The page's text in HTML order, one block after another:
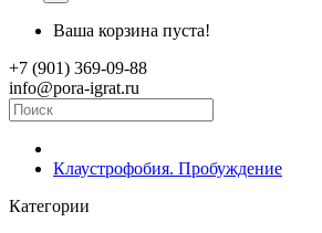
Ваша корзина пуста!
+7 (901) 369-09-88
info@pora-igrat.ru
Клаустрофобия. Пробуждение
Категории